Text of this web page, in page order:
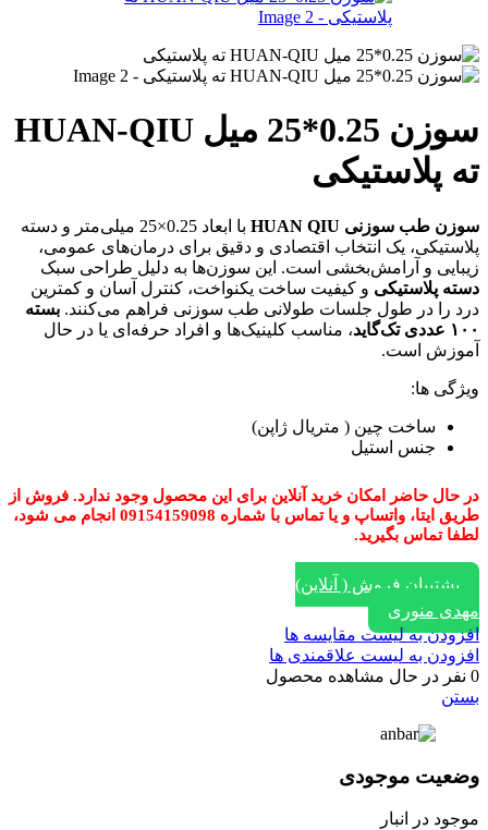
سوزن 0.25*25 میل HUAN-QIU
ته پلاستیکی
سوزن طب سوزنی HUAN QIU
با ابعاد 0.25×25 میلی‌متر و دسته
پلاستیکی، یک انتخاب اقتصادی و دقیق برای درمان‌های عمومی،
زیبایی و آرامش‌بخشی است. این سوزن‌ها به دلیل طراحی سبک
دسته پلاستیکی و کیفیت ساخت یکنواخت، کنترل آسان و کمترین
درد را در طول جلسات طولانی طب سوزنی فراهم می‌کنند. بسته
۱۰۰ عددی تک‌گاید
، مناسب کلینیک‌ها و افراد حرفه‌ای یا در حال
آموزش است.
ویژگی ها:
ساخت چین ( متریال ژاپن)
جنس استیل
در حال حاضر امکان خرید آنلاین برای این محصول وجود ندارد. فروش از
طریق ایتا، واتساپ و یا تماس با شماره 09154159098 انجام می شود،
لطفا تماس بگیرید.
پشتیبان فروش ( آنلاین)
مهدی منوری
افزودن به لیست مقایسه ها
افزودن به لیست علاقمندی ها
0 نفر در حال مشاهده محصول
بستن
وضعیت موجودی
موجود در انبار